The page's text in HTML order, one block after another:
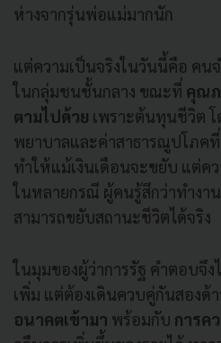
ห่างจากรุ่นพ่อแม่มากนัก
แต่ความเป็นจริงในวันนี้คือ คน
ในกลุ่มชนชั้นกลาง ขณะที่ คุณภ
ตามไปด้วย เพราะต้นทุนชีวิต
พยาบาลและค่าสาธารณูปโภคที่
ทำให้แม้เงินเดือนจะขยับ แต่ค
ในหลายกรณี ผู้คนรู้สึกว่าทำง
สามารถขยับสถานะชีวิตได้จริง
ในมุมของผู้ว่าการรัฐ คำตอบจึง
เพิ่ม แต่ต้องเดินควบคู่กันสองด้
อนาคตเข้ามา พร้อมกับ การค